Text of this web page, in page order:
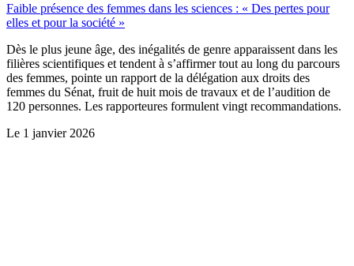
Faible présence des femmes dans les sciences : « Des pertes pour
elles et pour la société »
Dès le plus jeune âge, des inégalités de genre apparaissent dans les
filières scientifiques et tendent à s’affirmer tout au long du parcours
des femmes, pointe un rapport de la délégation aux droits des
femmes du Sénat, fruit de huit mois de travaux et de l’audition de
120 personnes. Les rapporteures formulent vingt recommandations.
Le 1 janvier 2026